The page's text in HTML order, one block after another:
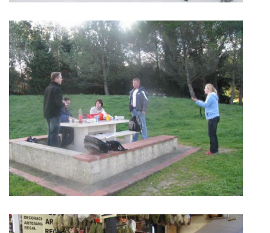
© 2026 eStránky.cz |Aktualizováno: 5. 6. 2026 |Nahoru ↑